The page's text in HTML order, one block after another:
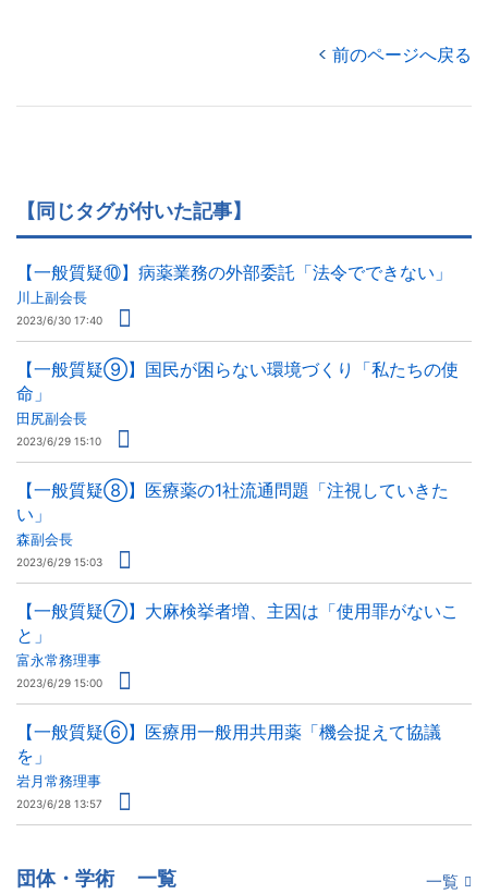
前のページへ戻る
【同じタグが付いた記事】
【一般質疑⑩】病薬業務の外部委託「法令でできない」
川上副会長
2023/6/30 17:40
【一般質疑⑨】国民が困らない環境づくり「私たちの使
命」
田尻副会長
2023/6/29 15:10
【一般質疑⑧】医療薬の1社流通問題「注視していきた
い」
森副会長
2023/6/29 15:03
【一般質疑⑦】大麻検挙者増、主因は「使用罪がないこ
と」
富永常務理事
2023/6/29 15:00
【一般質疑⑥】医療用一般用共用薬「機会捉えて協議
を」
岩月常務理事
2023/6/28 13:57
団体・学術 一覧 一覧